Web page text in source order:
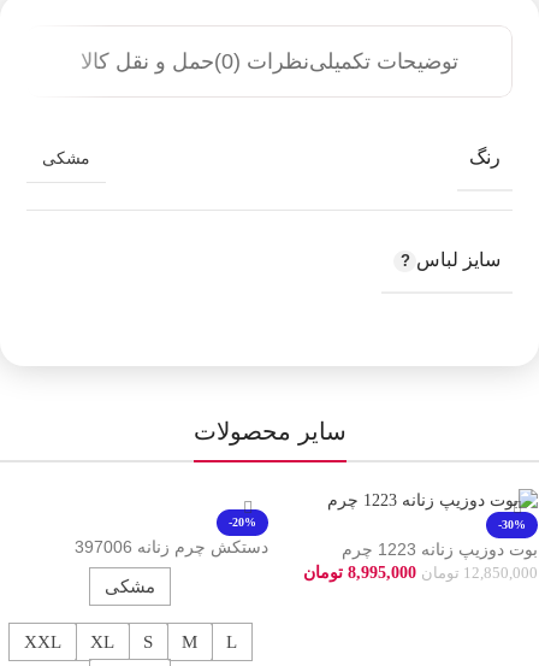
توضیحات تکمیلینظرات (0) حمل و نقل کالا
رنگ مشکی
سایز لباس
سایر محصولات
-30%
بوت دوزیپ زنانه 1223 چرم
12,850,000 تومان 8,995,000 تومان
-20%
دستکش چرم زنانه 397006
مشکی
L
M
S
XL
XXL